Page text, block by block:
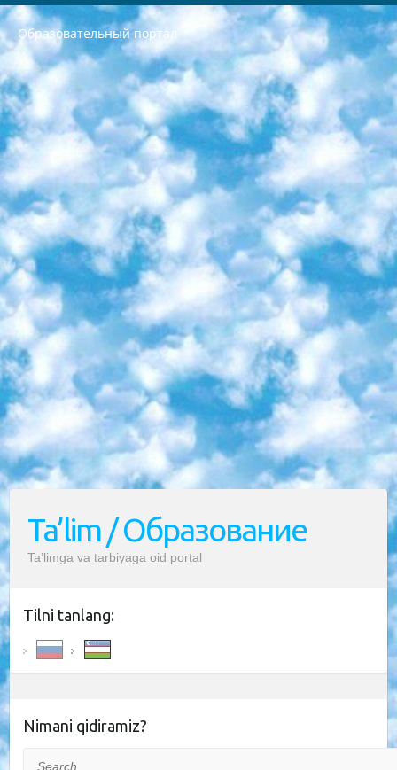
Образовательный портал
РЕСПУБЛИКА УЗБЕКИСТАН МИНИСТРЕРСТВО ДОШКОЛЬНОГО И ШКОЛЬНОГО ОБРАЗОВАНИЯ КОМАНДА в общеобразовательных учреждениях в 2023-2024 учебном году организация и проведение итоговой государственной аттестации обучающихся о Министра дошкольного и школьного образования Республики Узбекистан от 4 марта 2008 года (постановлением Минюста от 20 марта 2008 года № 1778 государственной регистрации) «Итоговое состояние учащихся общего среднего образования на основании положения об утверждении положения об аттестации общего среднего образования выпускной экзамен студентов в образовательных учреждениях в 2023-2024 учебном году В целях организации и прохождения аттестации приказываю: 1. Следующее: перечень предметов, по которым будет проводиться итоговая государственная аттестация и экзамен формы перевода согласно приложению 1; сертификаты международного образца, оценивающие уровень владения иностранными языками перечень согласно приложению 2; 2. Педагогический при специализированных образовательных учреждениях. научно-практический центр квалификации и международной оценки (Д.Давидова) 2024 г. До 25 марта: задания по предметам, по которым будет проводиться итоговая аттестация разработка и утверждение технических условий; итоговая аттестация на основании разработанного предметного задания разработка вопросов по предметам (устно и письменно), экзамен передача; общеобразовательные средние школы и специальные учебные заведения учащиеся выпускных классов школ и интернатов в агентской системе подготовка базы данных экзаменационных материалов и критериев оценки; перевод базы экзаменационных материалов на все языки обучения подать в Республиканский образовательный центр для изготовления; варианты экзаменов на основе разработанных контрольных материалов пусть будут поставлены задачи формирования. 3. Республиканский образовательный центр (Ш.Худайкулов) до 5 апреля 2024 года. до: база данных предоставленных экзаменационных материалов на все языки обучения перевод и экспертиза; для слепых, слабовидящих, глухих, слабослышащих и умственно отсталых детей учащиеся выпускных классов специализированных школ и школ-интернатов база данных экзаменационных материалов на всех преподаваемых языках подготовка критериев оценки; специализированные школы для умственно отсталых детей и технологии для учащихся выпускных классов школ-интернатов разработка соответствующих рекомендаций и критериев проведения ЕГЭ по естествознанию давать задания. 4. Педагогический при специализированных образовательных учреждениях. Научно-практический центр навыков и международной оценки (Д.Давидова), Республика образовательный центр (Худайкулов Ш.) итоговый государственный аттестационный экзамен ориентирован на творческое и логическое мышление при подготовке базы материалов учитывать введение заданий. 5. Следует отметить, что: сертификат государственного образца о знании общеобразовательного предмета и как минимум национальный уровень B1 по предметам на иностранных языках, указанным в Приложении 2. или международно признанный сертификат эквивалентного уровня студенты, изучающие определенный предмет, освобождаются от экзамена; по соответствующим предметам запланирована итоговая государственная аттестация за день до дня, путем жеребьевки Рабочей группой (в письменной форме по предметам, проводимым в форме) из числа сформированных вариантов выбрано 2 варианта; 2 выбранных варианта экзамена анонсированы на официальном сайте министерства и все выпускники по всей стране на основе этих вариантов проводит итоговую государственную аттестацию. 6. Государственное образование учащихся средних общеобразовательных учреждений. знания в соответствии с квалификационными требованиями, которые необходимо приобрести на основании стандартов итоговый (выпускной) контроль для 9 и 11 классов в целях тестирования Экзамены (далее – экзамены) состоят из предметов, перечисленных в приложении 1. будет сделано. 7. Экзамены пройдут с 26 мая по 15 июня 2024 г. (кроме науки физического воспитания). 8. Физическая для учащихся 9 классов общесредних образовательных учреждений. Экзамены по предмету «Образование, квалификация медицина» 1-6 мая 2024 года. сотрудники перевести под присмотр (с отклонениями в физическом или умственном развитии) специализированная школа для детей, школы-интернаты и со сколиозом школы-интернаты санаторного типа для больных детей исключены). 9. Он был слепым, слабовидящим и имел нарушения опорно-двигательного аппарата. экзамены в специализированных школах и интернатах для детей должны проводиться исходя из требований, предъявляемых к общеобразовательным учреждениям (физкультура кроме науки). 10. Специализированная школа для глухих и слабослышащих детей. и экзамены в интернатах и быть реализован в виде письменного теста по математике. 11. Специальность для умственно отсталых детей. Для 9 класса Родной язык и литературное письмо Государственный язык (язык обучения – узбекский). для неклассов) написано Математическое письмо Письменная/устная история Узбекистана Физическое воспитание практично Итоговый контроль Для 11 класса Написание родного языка и литературы (эссе) Математическое письмо Узбекский язык (обучение на узбекском языке) не посещающее общее среднее образование для учреждений)/Образовательное учреждение выбор письменный и устный Иностранный язык письменный/устный Письменная/устная история Узбекистана *По выбору студента:  Химия  Физика  Основы государственного права  География 10 бесплатных образовательных ресурсов - Мы составили подборку онлайн-проектов с интерактивными упражнениями, видеолекциями и статьями. Они помогут вам обрести новые и освежить старые знания бесплатно. 1. «ИНТУИТ» Старейшая образовательная площадка Рунета. Здесь вы найдёте сотни текстовых и видеокурсов на десятки различных тем — от программирования до психологии. Многие курсы подготовлены российскими университетами и крупными международными компаниями вроде Intel и Microsoft. Самостоятельное обучение бесплатное, но желающие могут оплатить услуги персональных наставников. 2. «Смартия» знакомит с актуальными профессиями и подсказывает, как им обучаться. Выбрав заинтересовавшую вас специальность — SMM-специалист, фотограф, веб-дизайнер или другую, — увидите список необходимых для неё умений. Чтобы вы могли освоить их самостоятельно, для каждого умения площадка отображает подборку ссылок на учебные материалы. Хотя «Смартия» ориентируется на русскоязычную аудиторию, часть контента всё же доступна только на английском. 3. «Лекторий Физтеха» Проект Московского физико-технического института (Физтеха). С его помощью вы можете смотреть онлайн серии лекций, записанные на видео в этом вузе. В числе доступных предметов — физика, биология, химия, информационные технологии и другие. К некоторым лекциям администрация ресурса прилагает готовые конспекты, которые можно скачивать в PDF-формате. 4. ITMOcourses Онлайн-площадка Санкт-Петербургского национального исследовательского университета информационных технологий, механики и оптики (ИТМО). Ресурс предоставляет свободный доступ к курсам, разработанным в этом вузе. Каталог материалов разбит на четыре категории: «Оптические системы и технологии», «Приборостроение и робототехника», «Информационные технологии» и «Биотехнологии». Курсы состоят из видеолекций, интерактивных демонстраций и заданий. 5. «КиберЛенинка» Электронная научная библиотека открытого доступа. Каталог площадки регулярно обрастает текстами статей из различных научных изданий. Сгруппированные по журналам и рубрикам публикации можно читать онлайн или скачивать целиком в PDF-формате. Проект нацелен на популяризацию науки за счёт открытого доступа к качественной информации. 6. «ПостНаука» На этом ресурсе публикуют подборки видеолекций, составленные экспертами из разных отраслей и объединённые общими темами. Среди них, к примеру, есть серии «Биоинформатика и геномика», «Культура средневековой Скандинавии» и Cinema Studies о теории кино. Каждая подборка лекций — логически связанная история, рассказанная экспертом от первого лица. Кроме того, на сайте появляются научно-образовательные статьи и тесты на разные темы. 7. «Newочём» Команда проекта «Newочём» отбирает самые интересные тексты из англоязычных СМИ и переводит те из них, за которые голосуют участники сообщества «ВКонтакте». По большей части это научно-популярные статьи. Редакторы придумывают лишь заголовки, в остальном содержание переводов соответствует оригиналам. Полные тексты можно читать прямо в социальной сети. 8. InternetUrok Онлайн-база материалов по основным дисциплинам школьной программы. Информация на сайте структурирована по классам, предметам и темам (урокам). Каждый урок состоит из видеолекций и конспектов. Есть также интерактивные тренажёры и тесты для закрепления пройденного материала. Даже если вы давно окончили школу, возможность повторить программу старших классов всегда может пригодиться. 9. Edutainme Ещё один ресурс об образовании. В отличие от Newtonew, как мне кажется, Edutainme больше ориентируется на представителей индустрии: педагогов, предпринимателей, разработчиков образовательных проектов. Но и любой, кто просто стремится к саморазвитию, найдёт на сайте много полезного и интересного для себя. Например, информацию о новых курсах и образовательных сервисах. 10. Newtonew Онлайн-медиа об образовании и обучении в широком смысле. Авторы Newtonew пишут об инструментах, заведениях, тактиках и стратегиях, которые помогают учить других и получать новые знания самостоятельно. На этой площадке вы найдёте новости, обзоры, аналитические мат
Ta’lim / Образование
Ta’limga va tarbiyaga oid portal
Tilni tanlang:
Nimani qidiramiz?